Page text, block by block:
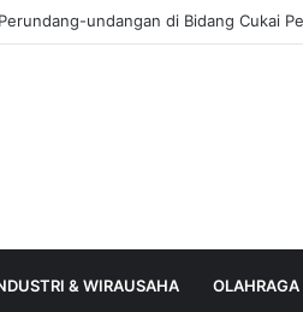
undangan di Bidang Cukai
& WIRAUSAHA OLAHRAGA